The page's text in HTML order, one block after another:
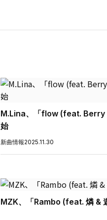
M.Lina、「flow (feat. Berry
始
新曲情報2025.11.30
MZK、「Rambo (feat. 燐 &